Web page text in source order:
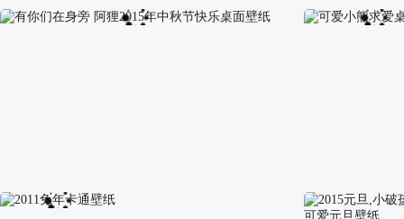
阿尔卑斯山区自然风景壁纸 校园长发可爱
有你们在身旁 阿狸2015年中秋节快乐桌面壁纸 可爱小熊求爱